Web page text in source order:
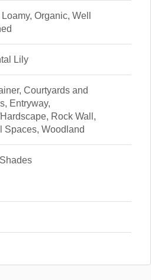
Organic, Well
Lily
Courtyards and
Entryway,
Rock Wall,
Spaces, Woodland